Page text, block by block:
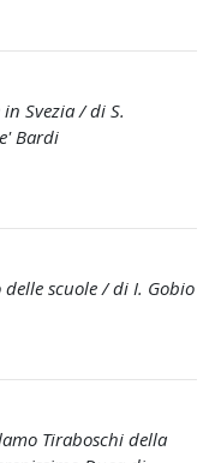
Svezia / di S.
Bardi
scuole / di I. Gobio
Tiraboschi della